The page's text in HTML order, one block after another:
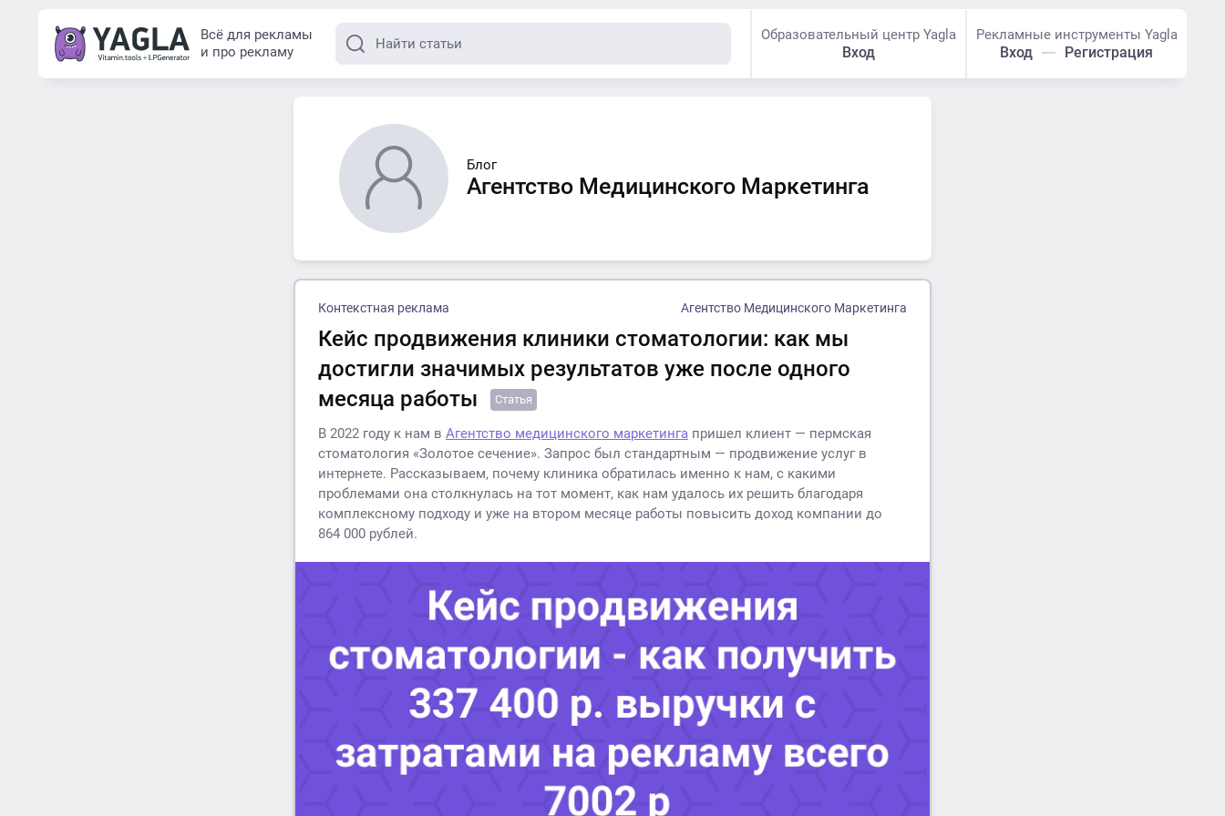
Всё для рекламы
и про рекламу
Образовательный центр Yagla
Вход
Рекламные инструменты Yagla
Вход Регистрация
Блог
Агентство Медицинского Маркетинга
Контекстная реклама Агентство Медицинского Маркетинга
Кейс продвижения клиники стоматологии: как мы
достигли значимых результатов уже после одного
месяца работы
Статья
В 2022 году к нам в Агентство медицинского маркетинга пришел клиент — пермская
стоматология «Золотое сечение». Запрос был стандартным — продвижение услуг в
интернете. Рассказываем, почему клиника обратилась именно к нам, с какими
проблемами она столкнулась на тот момент, как нам удалось их решить благодаря
комплексному подходу и уже на втором месяце работы повысить доход компании до
864 000 рублей.